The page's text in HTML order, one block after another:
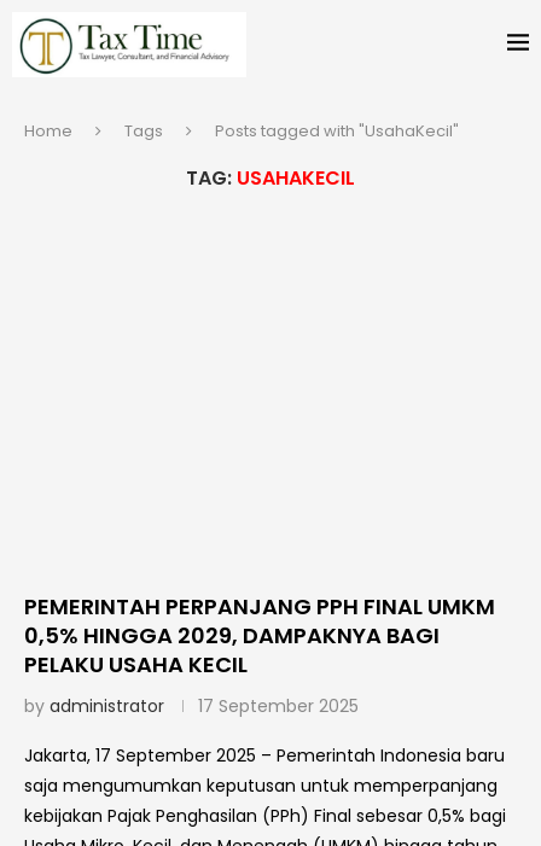
Home Tags Posts tagged with "UsahaKecil"
TAG: USAHAKECIL
PEMERINTAH PERPANJANG PPH FINAL UMKM
0,5% HINGGA 2029, DAMPAKNYA BAGI
PELAKU USAHA KECIL
by administrator 17 September 2025
Jakarta, 17 September 2025 – Pemerintah Indonesia baru
saja mengumumkan keputusan untuk memperpanjang
kebijakan Pajak Penghasilan (PPh) Final sebesar 0,5% bagi